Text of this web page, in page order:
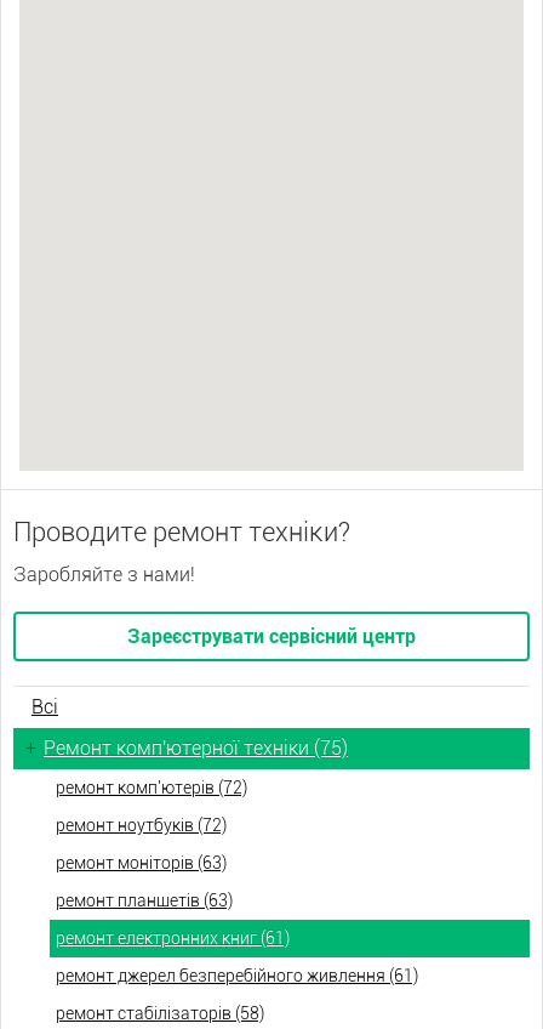
Проводите ремонт техніки?
Заробляйте з нами!
Зареєструвати сервісний центр
Всі
+ Ремонт комп'ютерної техніки (75)
ремонт комп'ютерів (72)
ремонт ноутбуків (72)
ремонт моніторів (63)
ремонт планшетів (63)
ремонт електронних книг (61)
ремонт джерел безперебійного живлення (61)
ремонт стабілізаторів (58)